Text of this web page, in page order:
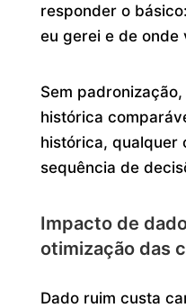
responder o
eu gerei e de onde
Sem
histórica
histórica, qualquer
sequência de
Impacto de
otimização das
Dado ruim custa